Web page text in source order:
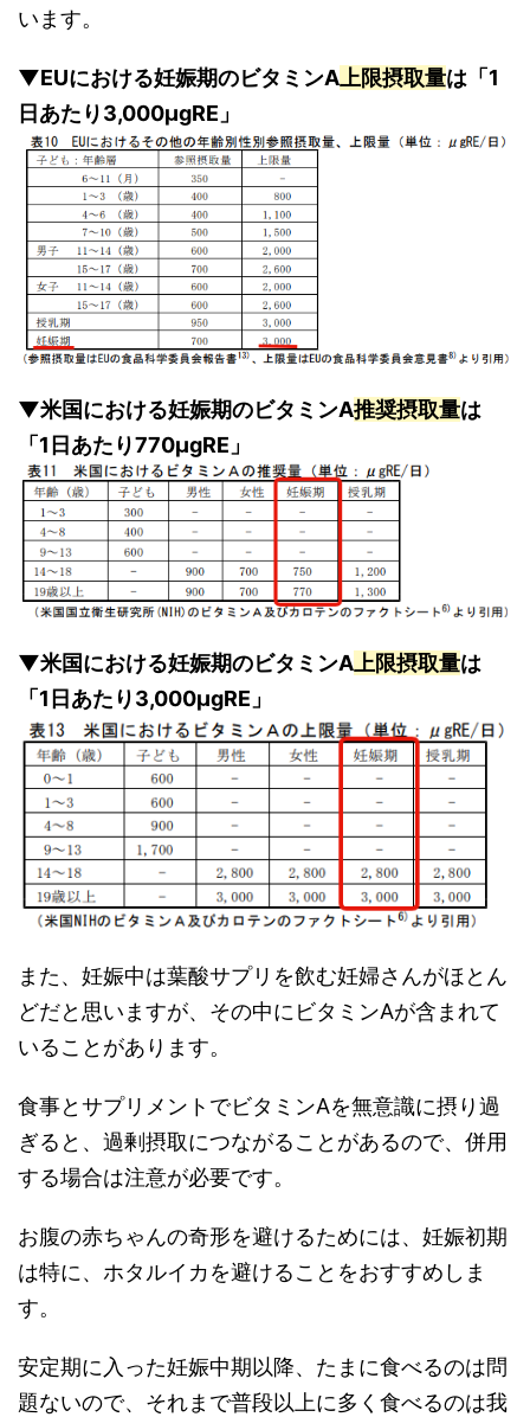
います。
▼EUにおける妊娠期のビタミンA 上限摂取量は「1
日あたり3,000μgRE」
▼米国における妊娠期のビタミンA推奨摂取量は
「1日あたり770μgRE」
▼米国における妊娠期のビタミンA上限摂取量は
「1日あたり3,000μgRE」
また、妊娠中は葉酸サプリを飲む妊婦さんがほとん
どだと思いますが、その中にビタミンAが含まれて
いることがあります。
食事とサプリメントでビタミンAを無意識に摂り過
ぎると、過剰摂取につながることがあるので、併用
する場合は注意が必要です。
お腹の赤ちゃんの奇形を避けるためには、妊娠初期
は特に、ホタルイカを避けることをおすすめしま
す。
安定期に入った妊娠中期以降、たまに食べるのは問
題ないので、それまで普段以上に多く食べるのは我